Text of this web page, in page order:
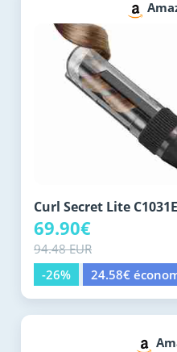
Curl Secret Lite
69.90€
94.48 EUR
-26%
24.58€